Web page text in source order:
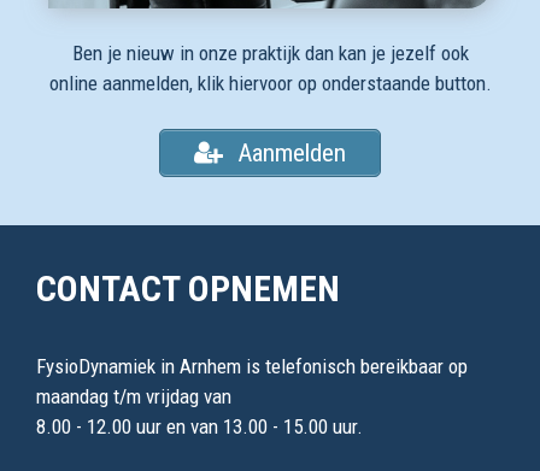
Ben je nieuw in onze praktijk dan kan je jezelf ook
online aanmelden, klik hiervoor op onderstaande button.
Aanmelden
CONTACT OPNEMEN
FysioDynamiek in Arnhem is telefonisch bereikbaar op
maandag t/m vrijdag van
8.00 - 12.00 uur en van 13.00 - 15.00 uur.